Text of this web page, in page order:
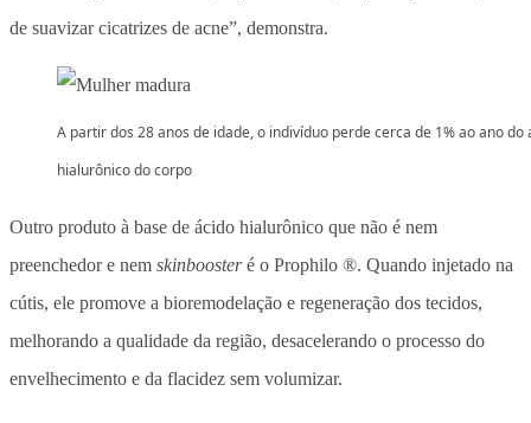
de suavizar cicatrizes de acne”, demonstra.
A partir dos 28 anos de idade, o indivíduo perde cerca de 1% ao ano do
hialurônico do corpo
Outro produto à base de ácido hialurônico que não é nem
preenchedor e nem skinboosteré o Prophilo ®. Quando injetado na
cútis, ele promove a bioremodelação e regeneração dos tecidos,
melhorando a qualidade da região, desacelerando o processo do
envelhecimento e da flacidez sem volumizar.